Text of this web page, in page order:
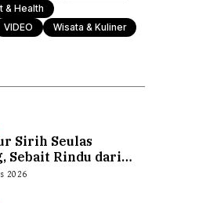
& Health
VIDEO Wisata & Kuliner
Sirih Seulas
Sebait Rindu dari
2026